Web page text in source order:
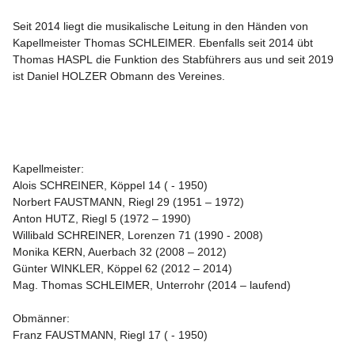
Seit 2014 liegt die musikalische Leitung in den Händen von
Kapellmeister Thomas SCHLEIMER . Ebenfalls seit 2014 übt
Thomas HASPL die Funktion des Stabführers aus und seit 2019
ist Daniel HOLZER Obmann des Vereines.
Kapellmeister:
Alois SCHREINER, Köppel 14 ( - 1950)
Norbert FAUSTMANN, Riegl 29 (1951 – 1972)
Anton HUTZ, Riegl 5 (1972 – 1990)
Willibald SCHREINER, Lorenzen 71 (1990 - 2008)
Monika KERN, Auerbach 32 (2008 – 2012)
Günter WINKLER, Köppel 62 (2012 – 2014)
Mag. Thomas SCHLEIMER, Unterrohr (2014 – laufend)
Obmänner:
Franz FAUSTMANN, Riegl 17 ( - 1950)